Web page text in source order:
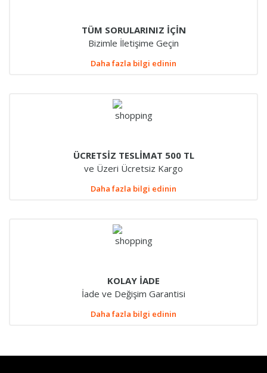
TÜM SORULARINIZ İÇİN
Bizimle İletişime Geçin
Daha fazla bilgi edinin
ÜCRETSİZ TESLİMAT 500 TL
ve Üzeri Ücretsiz Kargo
Daha fazla bilgi edinin
KOLAY İADE
İade ve Değişim Garantisi
Daha fazla bilgi edinin